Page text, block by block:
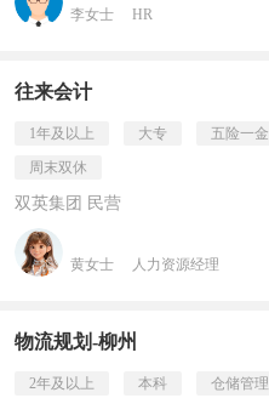
李女士 HR
往来会计
1年及以上 大专 五险一金
周末双休
双英集团 民营
黄女士 人力资源经理
物流规划-柳州
2年及以上 本科 仓储管理